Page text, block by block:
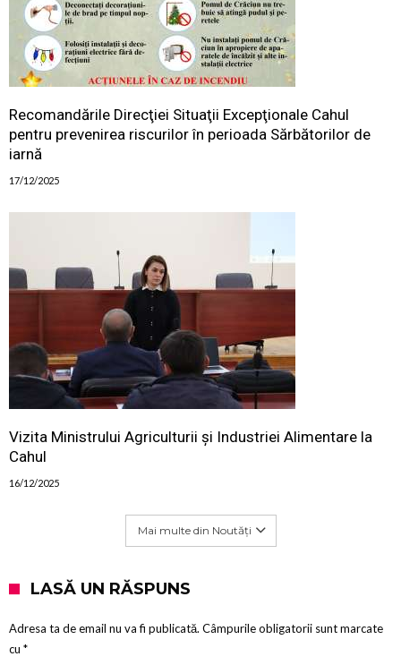
Recomandările Direcţiei Situaţii Excepţionale Cahul
pentru prevenirea riscurilor în perioada Sărbătorilor de
iarnă
17/12/2025
Vizita Ministrului Agriculturii și Industriei Alimentare la
Cahul
16/12/2025
Mai multe din Noutăți
LASĂ UN RĂSPUNS
Adresa ta de email nu va fi publicată. Câmpurile obligatorii sunt marcate
cu *